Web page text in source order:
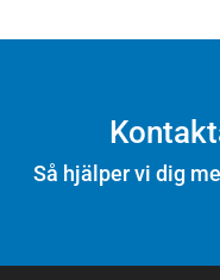
Så hjälper vi dig